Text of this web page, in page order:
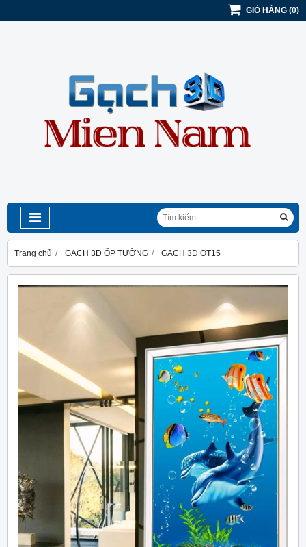
GIỎ HÀNG (0)
Trang chủ GẠCH 3D ỐP TƯỜNG GẠCH 3D OT15